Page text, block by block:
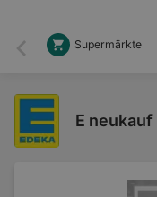
Zurück
Supermärkte
E